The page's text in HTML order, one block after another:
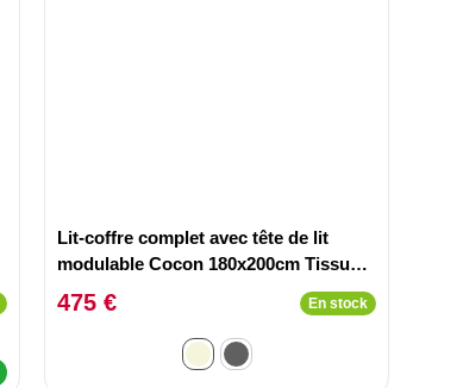
Lit-coffre complet avec tête de lit
modulable Cocon 180x200cm Tissu
Beige
475 € En stock